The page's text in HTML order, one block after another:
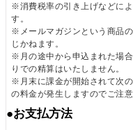
はできます。バフェ
いるバークシャー・
見ると、直近は動き
ンを作りに入ってい
ここで、私の現在の
ターの組み合わせと
後ニュースレターの
※消費税率の引き上げなどに
す。
※メールマガジンという商品
じかねます。
※月の途中から申込まれた場
りでの精算はいたしません。
※月末に課金が開始されて次
の料金が発生しますのでご注意
●お支払方法